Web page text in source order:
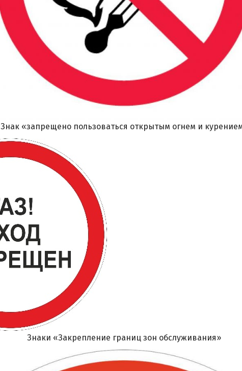
Знак «запрещено пользоваться открытым огнем и
Знаки «Закрепление границ зон обслуживания»